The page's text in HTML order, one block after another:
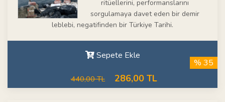
ritüellerini, performanslarını
sorgulamaya davet eden bir demir
leblebi, negatifinden bir Türkiye Tarihi.
Sepete Ekle
440,00 TL 286,00 TL
% 35